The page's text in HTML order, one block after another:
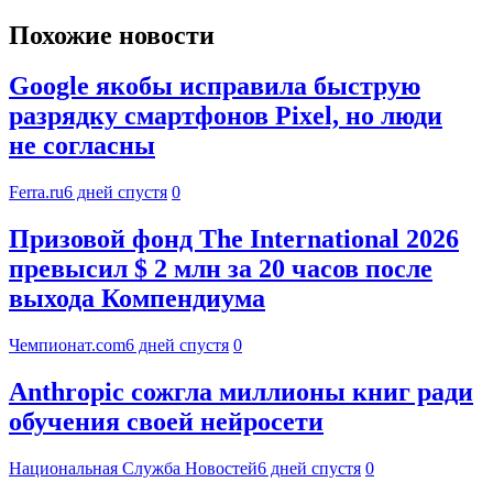
Похожие новости
Google якобы исправила быструю
разрядку смартфонов Pixel, но люди
не согласны
Ferra.ru6 дней спустя 0
Призовой фонд The International 2026
превысил $ 2 млн за 20 часов после
выхода Компендиума
Чемпионат.com6 дней спустя 0
Anthropic сожгла миллионы книг ради
обучения своей нейросети
Национальная Служба Новостей6 дней спустя 0